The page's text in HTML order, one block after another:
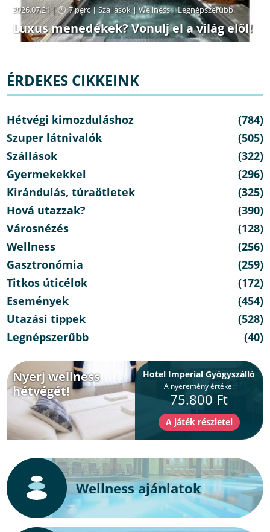
2026.07.21 | 7 perc|Szállások|Wellness|Legnépszerűbb
Luxus menedékek? Vonulj el a világ elől!
ÉRDEKES CIKKEINK
Hétvégi kimozduláshoz
(784)
Szuper látnivalók
(505)
Szállások
(322)
Gyermekekkel
(296)
Kirándulás, túraötletek
(325)
Hová utazzak?
(390)
Városnézés
(128)
Wellness
(256)
Gasztronómia
(259)
Titkos úticélok
(172)
Események
(454)
Utazási tippek
(528)
Legnépszerűbb
(40)
Nyerj wellness
hétvégét!
Hotel Imperial Gyógyszálló
A nyeremény értéke:
75.800 Ft
Wellness ajánlatok